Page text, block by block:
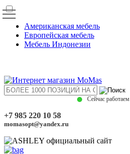
Американская мебель
Европейская мебель
Мебель Индонезии
Сейчас работаем
+7 985 220 10 58
momasopt@yandex.ru